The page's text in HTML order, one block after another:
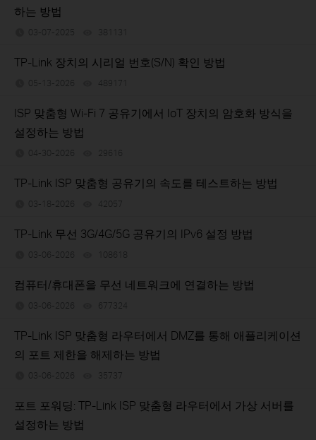
하는 방법
03-07-2025 381131
TP-Link 장치의 시리얼 번호(S/N) 확인 방법
05-13-2026 489171
ISP 맞춤형 Wi-Fi 7 공유기에서 IoT 장치의 암호화 방식을
설정하는 방법
04-30-2026 29616
TP-Link ISP 맞춤형 공유기의 속도를 테스트하는 방법
03-18-2026 42057
TP-Link 무선 3G/4G/5G 공유기의 IPv6 설정 방법
03-06-2026 108618
컴퓨터/휴대폰을 무선 네트워크에 연결하는 방법
03-06-2026 677324
TP-Link ISP 맞춤형 라우터에서 DMZ를 통해 애플리케이션
의 포트 제한을 해제하는 방법
03-06-2026 35737
포트 포워딩: TP-Link ISP 맞춤형 라우터에서 가상 서버를
설정하는 방법